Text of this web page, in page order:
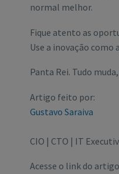
normal melhor.
Fique atento as
Use a inovação como
Panta Rei. Tudo
Artigo feito por:
Gustavo Saraiva
CIO | CTO | IT
Acesse o link do